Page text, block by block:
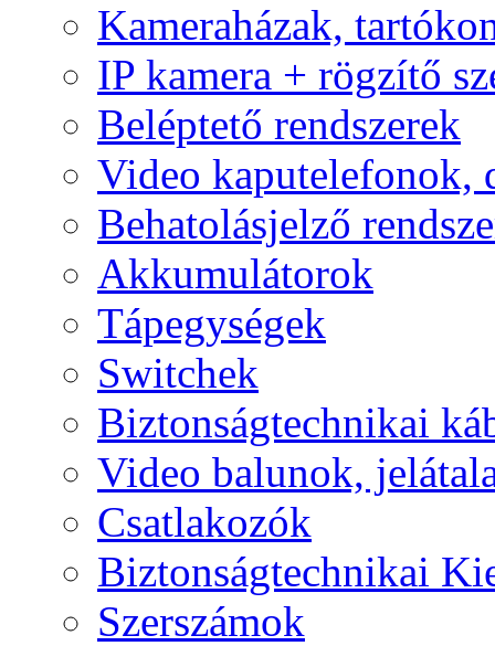
Kameraházak,
IP kamera + rögzítő
Beléptető rendszerek
Video kaputelefonok,
Behatolásjelző
Akkumulátorok
Tápegységek
Switchek
Biztonságtechnikai
Video balunok,
Csatlakozók
Biztonságtechnikai
Szerszámok